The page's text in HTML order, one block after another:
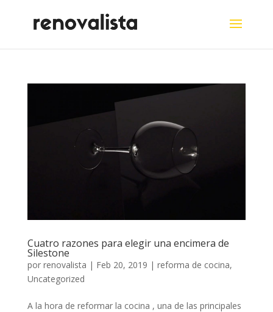
Cuatro razones para elegir una encimera de
Silestone
por renovalista | Feb 20, 2019 | reforma de cocina,
Uncategorized
A la hora de reformar la cocina , una de las principales